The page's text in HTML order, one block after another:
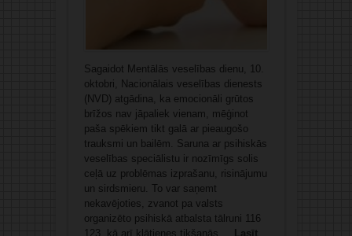
Sagaidot Mentālās veselības dienu, 10.
oktobri, Nacionālais veselības dienests
(NVD) atgādina, ka emocionāli grūtos
brīžos nav jāpaliek vienam, mēģinot
paša spēkiem tikt galā ar pieaugošo
trauksmi un bailēm. Saruna ar psihiskās
veselības speciālistu ir nozīmīgs solis
ceļā uz problēmas izprašanu, risinājumu
un sirdsmieru. To var saņemt
nekavējoties, zvanot pa valsts
organizēto psihiskā atbalsta tālruni 116
123, kā arī klātienes tikšanās ... Lasīt